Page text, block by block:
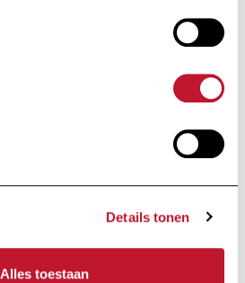
Details tonen
Alles toestaan